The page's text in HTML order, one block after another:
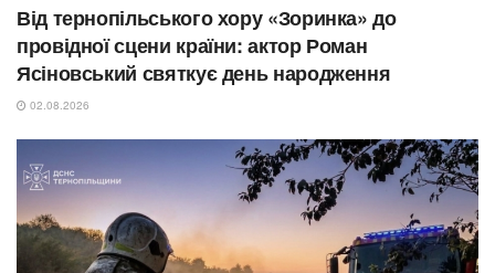
Від тернопільського хору «Зоринка» до
провідної сцени країни: актор Роман
Ясіновський святкує день народження
02.08.2026